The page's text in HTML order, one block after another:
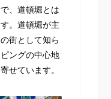
、道頓堀とは
。道頓堀が主
街として知ら
ングの中心地
せています。